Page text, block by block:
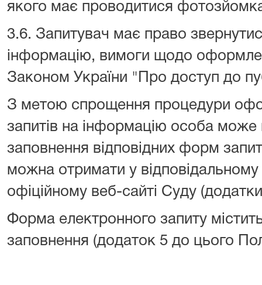
якого має проводитися
3.6. Запитувач має право
інформацію, вимоги щодо
Законом України "Про доступ до
З метою спрощення процедури
запитів на інформацію особа
заповнення відповідних форм
можна отримати у відповідальному
офіційному веб-сайті Суду
Форма електронного запиту
заповнення (додаток 5 до цього